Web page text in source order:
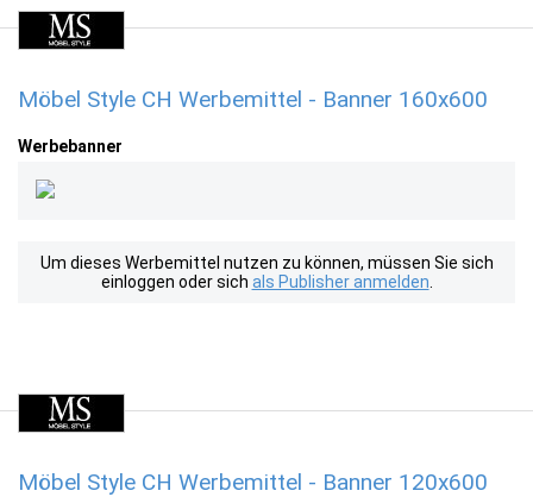
Möbel Style CH Werbemittel - Banner 160x600
Werbebanner
Um dieses Werbemittel nutzen zu können, müssen Sie sich
einloggen oder sich als Publisher anmelden
Möbel Style CH Werbemittel - Banner 120x600